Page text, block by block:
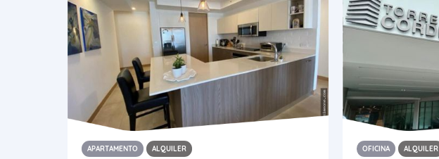
APARTAMENTO ALQUILER OFICINA ALQUILER